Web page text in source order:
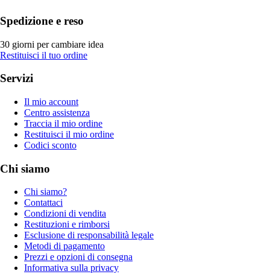
Spedizione e reso
30 giorni per cambiare idea
Restituisci il tuo ordine
Servizi
Il mio account
Centro assistenza
Traccia il mio ordine
Restituisci il mio ordine
Codici sconto
Chi siamo
Chi siamo?
Contattaci
Condizioni di vendita
Restituzioni e rimborsi
Esclusione di responsabilità legale
Metodi di pagamento
Prezzi e opzioni di consegna
Informativa sulla privacy